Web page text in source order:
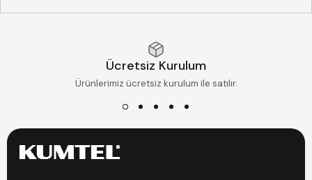
Ücretsiz Kurulum
Ürünlerimiz ücretsiz kurulum ile satılır.